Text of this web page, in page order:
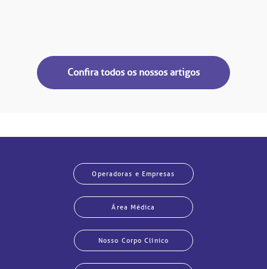
Confira todos os nossos artigos
Operadoras e Empresas
Área Médica
Nosso Corpo Clínico